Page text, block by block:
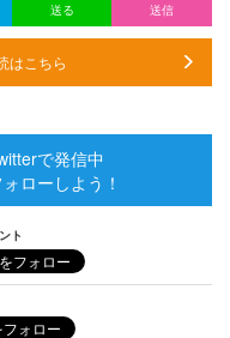
送る 送信
はこちら
で発信中
ローしよう！
ト